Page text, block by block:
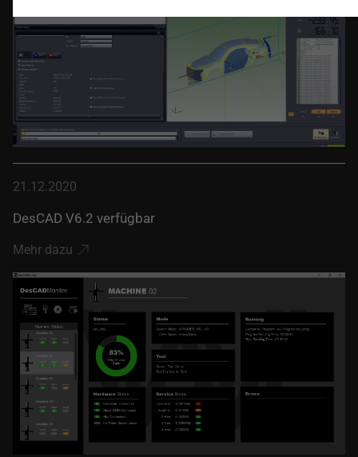
21.12.2020
DesCAD V6.2 verfügbar
Mehr dazu